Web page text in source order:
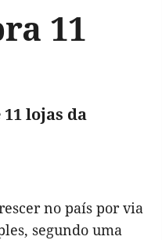
11
lojas da
no país por via
segundo uma